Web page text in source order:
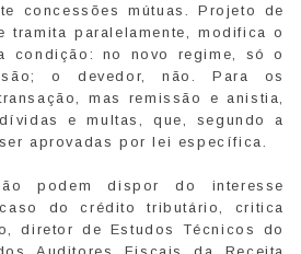
concessões mútuas. Projeto de
tramita paralelamente, modifica o
condição: no novo regime, só o
o devedor, não. Para os
mas remissão e anistia,
e multas, que, segundo a
aprovadas por lei específica.
podem dispor do interesse
do crédito tributário, critica
diretor de Estudos Técnicos do